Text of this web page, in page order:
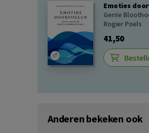
Emoties
Gerrie
Rogier Poels
41,50
Anderen bekeken ook